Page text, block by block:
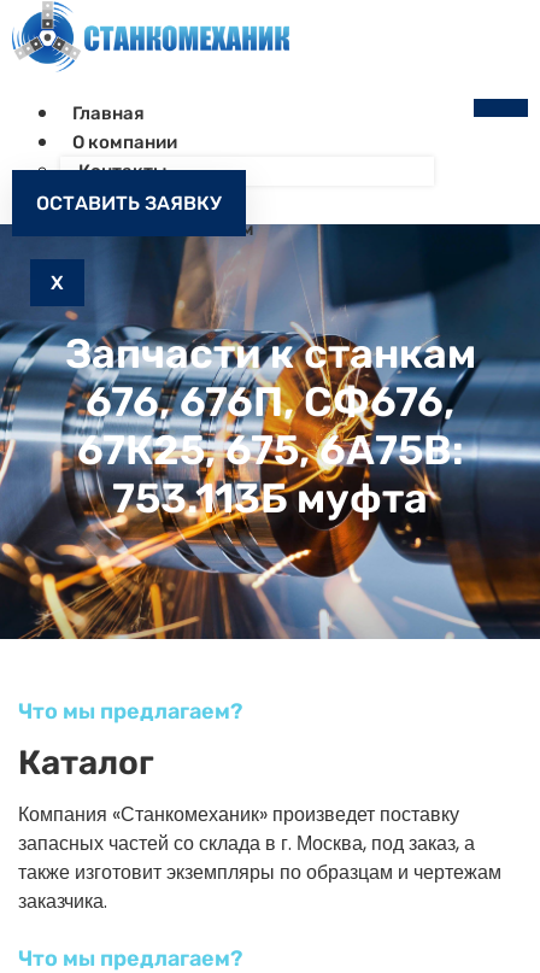
Главная
О компании
Контакты
Как заказать
Запчасти к станкам
X
ОСТАВИТЬ ЗАЯВКУ
Запчасти к станкам
676, 676П, СФ676,
67К25, 675, 6А75В:
753.113Б муфта
Что мы предлагаем?
Каталог
Компания «Станкомеханик» произведет поставку
запасных частей со склада в г. Москва, под заказ, а
также изготовит экземпляры по образцам и чертежам
заказчика.
Что мы предлагаем?